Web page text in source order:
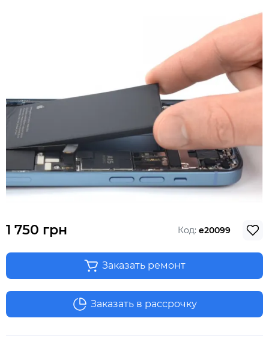
1 750 грн Код: e20099
Заказать ремонт
Заказать в рассрочку